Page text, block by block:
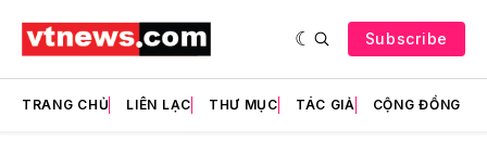
Subscribe
TRANG CHỦ LIÊN LẠC THƯ MỤC TÁC GIẢ CỘNG ĐỒNG